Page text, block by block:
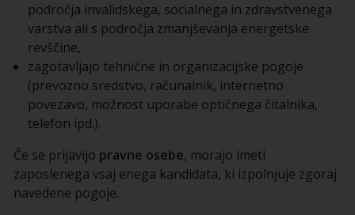
področja invalidskega, socialnega in zdravstvenega
varstva ali s področja zmanjševanja energetske
revščine,
zagotavljajo tehnične in organizacijske pogoje
(prevozno sredstvo, računalnik, internetno
povezavo, možnost uporabe optičnega čitalnika,
telefon ipd.).
Če se prijavijo pravne osebe, morajo imeti
zaposlenega vsaj enega kandidata, ki izpolnjuje zgoraj
navedene pogoje.